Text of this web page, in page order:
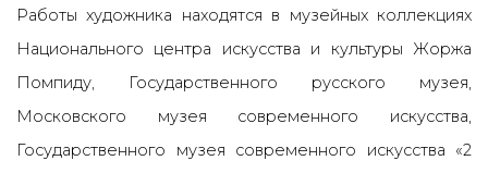
Работы художника находятся в музейных коллекциях
Национального центра искусства и культуры Жоржа
Помпиду, Государственного русского музея,
Московского музея современного искусства,
Государственного музея современного искусства «2